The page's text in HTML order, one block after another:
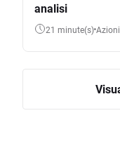
analisi
21 minute(s) Azioni